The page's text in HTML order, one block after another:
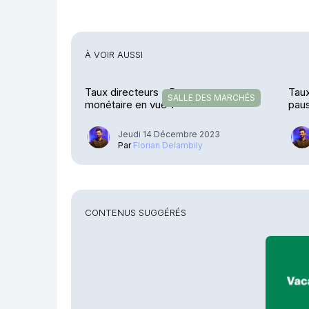
À VOIR AUSSI
SALLE DES MARCHÉS
Taux directeurs - Desserrement
monétaire en vue ?
Jeudi 14 Décembre 2023
Par Florian Delambily
CONTENUS SUGGÉRÉS